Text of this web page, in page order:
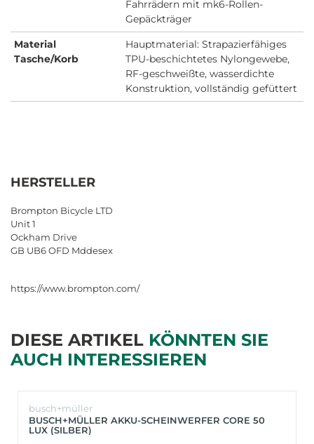
Fahrrädern mit mk6-Rollen-
Gepäckträger
Material
Tasche/Korb
Hauptmaterial: Strapazierfähiges
TPU-beschichtetes Nylongewebe,
RF-geschweißte, wasserdichte
Konstruktion, vollständig gefüttert
HERSTELLER
Brompton Bicycle LTD
Unit 1
Ockham Drive
GB UB6 OFD Mddesex
https://www.brompton.com/
DIESE ARTIKEL KÖNNTEN SIE
AUCH INTERESSIEREN
busch+müller
BUSCH+MÜLLER AKKU-SCHEINWERFER CORE 50
LUX (SILBER)